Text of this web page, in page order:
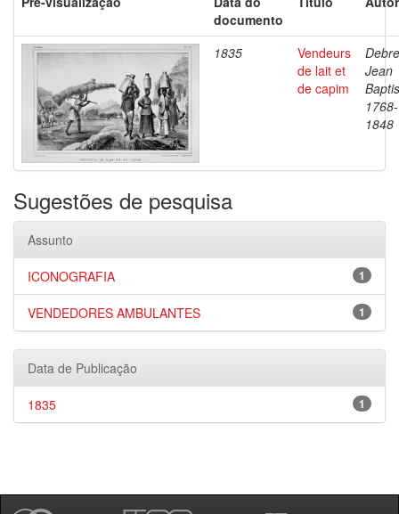
documento
1835
Vendeurs
de lait et
de capim
Jean
1768-
1848
Sugestões de pesquisa
Assunto
1
ICONOGRAFIA
1
VENDEDORES AMBULANTES
Data de Publicação
1
1835